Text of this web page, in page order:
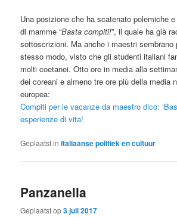
Una posizione che ha scatenato polemiche
di mamme “Basta compiti!”, il quale ha già
sottoscrizioni. Ma anche i maestri sembrano
stesso modo, visto che gli studenti italiani
molti coetanei. Otto ore in media alla
dei coreani e almeno tre ore più della media
europea:
Compiti per le vacanze da maestro dico:
esperienze di vita!
Geplaatst in Italiaanse politiek en cultuur
Panzanella
Geplaatst op3 juli 2017